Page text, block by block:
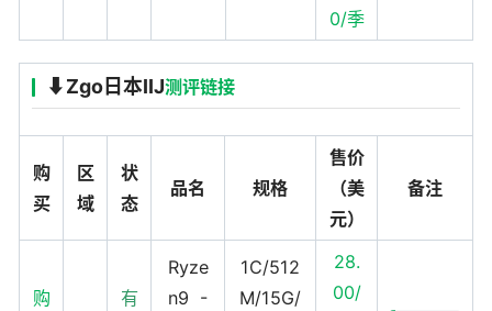
0/季
⬇️Zgo日本IIJ测评链接
购
买
区
域
状
态
品名 规格
售价
（美
元）
备注
购
有
Ryze
n9 -
1C/512
M/15G/
28.
00/